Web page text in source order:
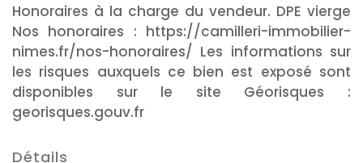
Honoraires à la charge du vendeur. DPE vierge
Nos honoraires : https://camilleri-immobilier-
nimes.fr/nos-honoraires/ Les informations sur
les risques auxquels ce bien est exposé sont
disponibles sur le site Géorisques :
georisques.gouv.fr
Détails